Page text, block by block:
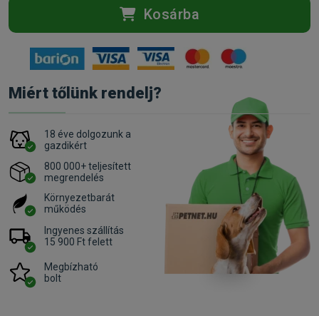
Kosárba
Miért tőlünk rendelj?
18 éve dolgozunk a
gazdikért
800 000+ teljesített
megrendelés
Környezetbarát
működés
Ingyenes szállítás
15 900 Ft felett
Megbízható
bolt